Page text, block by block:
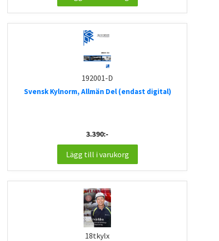
192001-D
Svensk Kylnorm, Allmän Del (endast digital)
3.390:-
Lägg till i varukorg
18tkylx